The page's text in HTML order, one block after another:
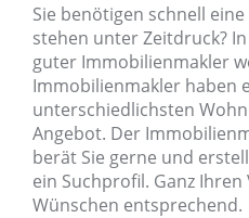
Sie benötigen schnell
stehen unter Zeitdruck?
guter Immobilienmakler
Immobilienmakler haben
unterschiedlichsten
Angebot. Der
berät Sie gerne und
ein Suchprofil. Ganz
Wünschen entsprechend.